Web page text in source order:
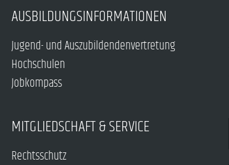
AUSBILDUNGSINFORMATIONEN
Jugend- und Auszubildendenvertretung
Hochschulen
Jobkompass
MITGLIEDSCHAFT & SERVICE
Rechtsschutz